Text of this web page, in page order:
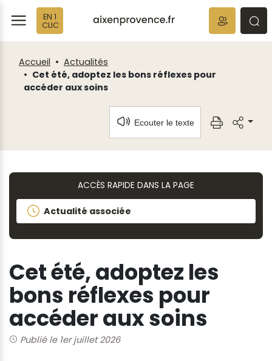
EN 1
CLIC
Accueil
Actualités
Cet été, adoptez les bons réflexes pour
accéder aux soins
Ecouter le texte
ACCÈS RAPIDE DANS LA PAGE
Actualité associée
Cet été, adoptez les
bons réflexes pour
accéder aux soins
Publié le 1er juillet 2026
Fenêtre
de
chat
Panneau de gestion des cookies